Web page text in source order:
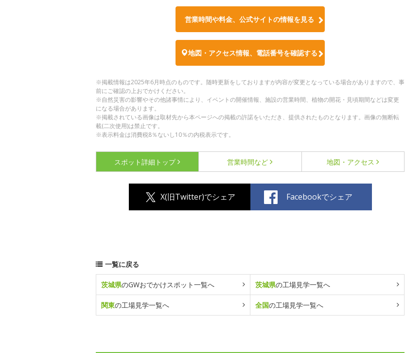
営業時間や料金、公式サイトの情報を見る
地図・アクセス情報、電話番号を確認する
※掲載情報は2025年6月時点のものです。随時更新をしておりますが内容が変更となっている場合がありますので、事
前にご確認の上おでかけください。
※自然災害の影響やその他諸事情により、イベントの開催情報、施設の営業時間、植物の開花・見頃期間などは変更
になる場合があります。
※掲載されている画像は取材先から本ページへの掲載の許諾をいただき、提供されたものとなります。画像の無断転
載(二次使用)は禁止です。
※表示料金は消費税8％ないし10％の内税表示です。
スポット詳細 トップ 営業時間など 地図・アクセス
X(旧Twitter)でシェア Facebookでシェア
一覧に戻る
茨城県のGWおでかけスポット一覧へ 茨城県の工場見学一覧へ
関東の工場見学一覧へ 全国の工場見学一覧へ